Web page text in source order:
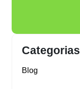
Categorias
Blog